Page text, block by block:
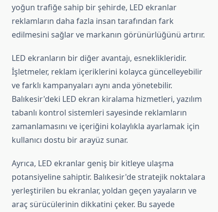
yoğun trafiğe sahip bir şehirde, LED ekranlar
reklamların daha fazla insan tarafından fark
edilmesini sağlar ve markanın görünürlüğünü artırır.
LED ekranların bir diğer avantajı, esneklikleridir.
İşletmeler, reklam içeriklerini kolayca güncelleyebilir
ve farklı kampanyaları aynı anda yönetebilir.
Balıkesir'deki LED ekran kiralama hizmetleri, yazılım
tabanlı kontrol sistemleri sayesinde reklamların
zamanlamasını ve içeriğini kolaylıkla ayarlamak için
kullanıcı dostu bir arayüz sunar.
Ayrıca, LED ekranlar geniş bir kitleye ulaşma
potansiyeline sahiptir. Balıkesir'de stratejik noktalara
yerleştirilen bu ekranlar, yoldan geçen yayaların ve
araç sürücülerinin dikkatini çeker. Bu sayede